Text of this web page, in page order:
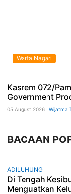
Warta Nagari
Kasrem 072/
Government
05 August 2026 | Wijatma
BACAAN
ADILUHUNG
Di Tengah
Menguatkan